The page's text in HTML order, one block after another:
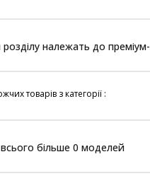
розділу належать до преміум-
товарів з категорії :
більше 0 моделей